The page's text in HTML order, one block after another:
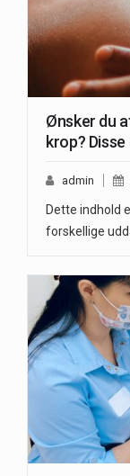
Ønsker du
krop?
admin
Dette indhold
forskellige